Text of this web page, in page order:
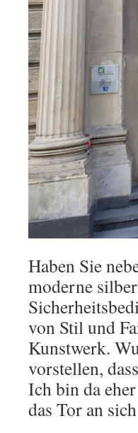
Haben Sie
moderne
von Stil und
Kunstwerk.
vorstellen,
Ich bin da
das Tor an